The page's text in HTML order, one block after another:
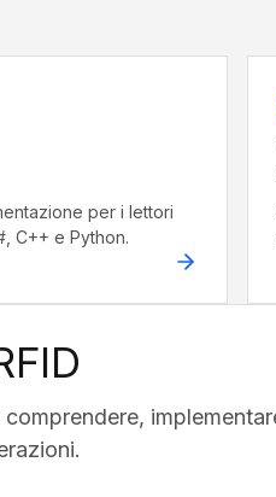
per i lettori
C++ e Python.